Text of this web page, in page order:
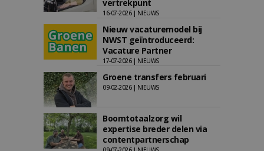
vertrekpunt
16-07-2026 | NIEUWS
Nieuw vacaturemodel bij
NWST geïntroduceerd:
Vacature Partner
17-07-2026 | NIEUWS
Groene transfers februari
09-02-2026 | NIEUWS
Boomtotaalzorg wil
expertise breder delen via
contentpartnerschap